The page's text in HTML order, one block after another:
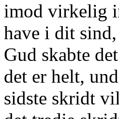
imod virkelig
have i dit
Gud skabte
det er helt,
sidste skridt